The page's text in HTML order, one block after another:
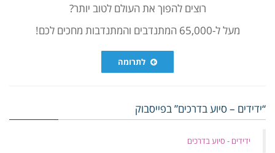
רוצים להפוך את העולם לטוב יותר?
מעל ל-65,000 המתנדבים והמתנדבות מחכים לכם!
לתרומה
“ידידים – סיוע בדרכים” בפייסבוק
‏ידידים - סיוע בדרכים